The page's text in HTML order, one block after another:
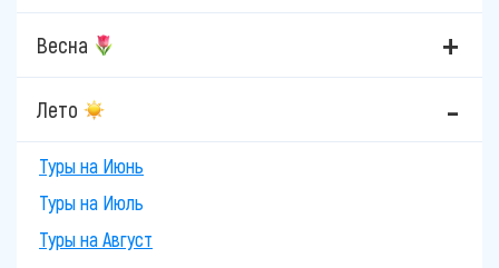
Весна
Лето
Туры на Июнь
Туры на Июль
Туры на Август